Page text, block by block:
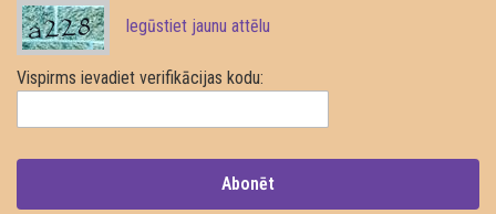
Iegūstiet jaunu attēlu
Vispirms ievadiet verifikācijas kodu:
Abonēt